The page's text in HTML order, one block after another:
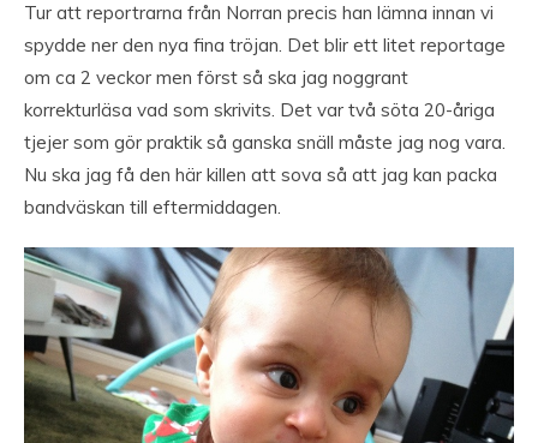
Tur att reportrarna från Norran precis han lämna innan vi
spydde ner den nya fina tröjan. Det blir ett litet reportage
om ca 2 veckor men först så ska jag noggrant
korrekturläsa vad som skrivits. Det var två söta 20-åriga
tjejer som gör praktik så ganska snäll måste jag nog vara.
Nu ska jag få den här killen att sova så att jag kan packa
bandväskan till eftermiddagen.